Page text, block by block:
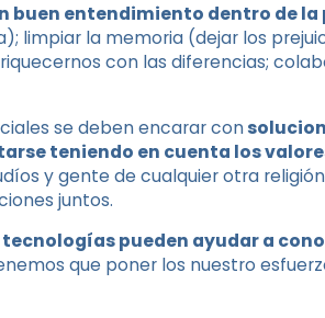
buen entendimiento dentro de
limpiar la memoria (dejar los
con las diferencias;
se deben encarar con
teniendo en cuenta los
y gente de cualquier otra
juntos.
pueden ayudar a
que poner los nuestro